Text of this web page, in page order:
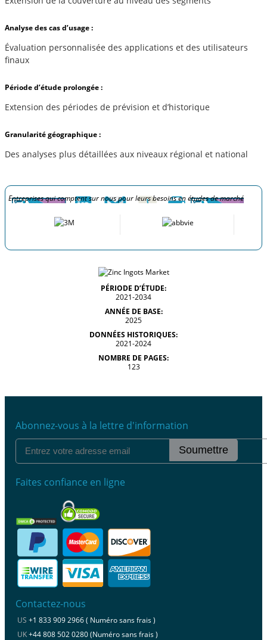
Analyse des cas d’usage :
Évaluation personnalisée des applications et des utilisateurs
finaux
Période d’étude prolongée :
Extension des périodes de prévision et d’historique
Granularité géographique :
Des analyses plus détaillées aux niveaux régional et national
Entreprises qui comptent sur nous pour leurs besoins en études de marché
PÉRIODE D’ÉTUDE:
2021-2034
ANNÉE DE BASE:
2025
DONNÉES HISTORIQUES:
2021-2024
NOMBRE DE PAGES:
123
Abonnez-vous à la lettre d'information
Soumettre
Faites confiance en ligne
Contactez-nous
US +1 833 909 2966 ( Numéro sans frais )
UK+44 808 502 0280 (Numéro sans frais )